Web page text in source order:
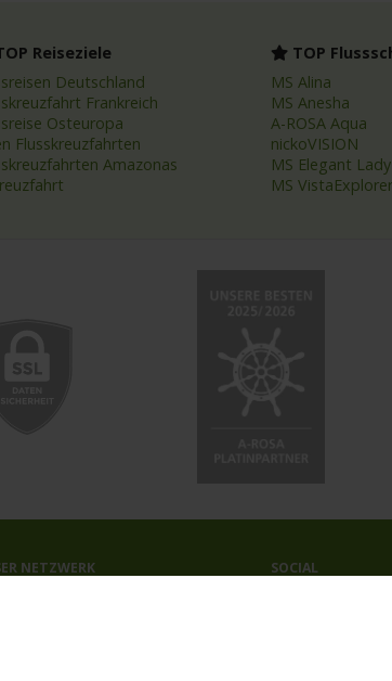
Reiseziele
Deutschland
Frankreich
Osteuropa
Flusskreuzfahrten
Amazonas
TOP
MS Alina
MS Anesha
A-ROSA Aqua
nickoVISION
MS Elegant Lady
MS VistaExplorer
NETZWERK SOCIAL